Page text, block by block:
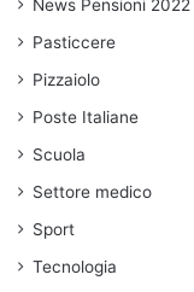
News Pensioni 2022
Pasticcere
Pizzaiolo
Poste Italiane
Scuola
Settore medico
Sport
Tecnologia